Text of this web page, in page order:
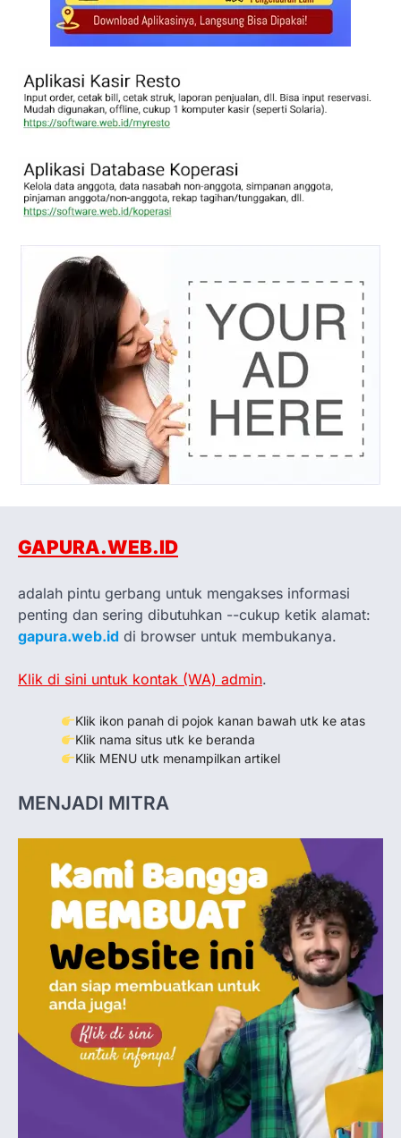
GAPURA.WEB.ID
adalah pintu gerbang untuk mengakses informasi
penting dan sering dibutuhkan --cukup ketik alamat:
gapura.web.id di browser untuk membukanya.
Klik di sini untuk kontak (WA) admin.
Klik ikon panah di pojok kanan bawah utk ke atas
Klik nama situs utk ke beranda
Klik MENU utk menampilkan artikel
MENJADI MITRA